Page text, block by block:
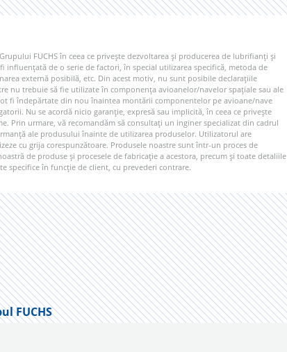
FUCHS în ceea ce privește dezvoltarea și producerea de lubrifianți și
de o serie de factori, în special utilizarea specifică, metoda de
externă posibilă, etc. Din acest motiv, nu sunt posibile declarațiile
nu trebuie să fie utilizate în componența avioanelor/navelor spațiale sau ale
fi îndepărtate din nou înaintea montării componentelor pe avioane/nave
Nu se acordă nicio garanție, expresă sau implicită, în ceea ce privește
Prin urmare, vă recomandăm să consultați un inginer specializat din cadrul
ale produsului înainte de utilizarea produselor. Utilizatorul are
cu grija corespunzătoare. Produsele noastre sunt într-un proces de
de produse și procesele de fabricație a acestora, precum și toate detaliile
specifice în funcție de client, cu prevederi contrare.
FUCHS